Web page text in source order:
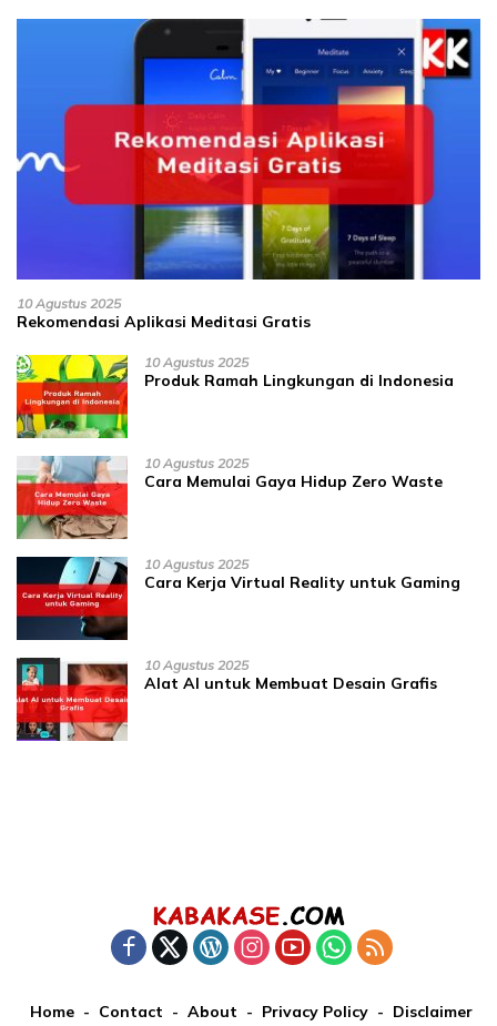
10 Agustus 2025
Rekomendasi Aplikasi Meditasi Gratis
10 Agustus 2025
Produk Ramah Lingkungan di Indonesia
10 Agustus 2025
Cara Memulai Gaya Hidup Zero Waste
10 Agustus 2025
Cara Kerja Virtual Reality untuk Gaming
10 Agustus 2025
Alat AI untuk Membuat Desain Grafis
Home Contact About Privacy Policy Disclaimer